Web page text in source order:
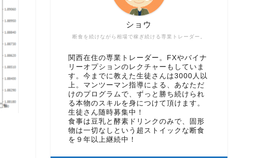
断食を続けながら相場で稼ぎ続ける専業トレーダー。
ショウ
関西在住の専業トレーダー。FXやバイナ
リーオプションのレクチャーもしていま
す。今までに教えた生徒さんは3000人以
上。マンツーマン指導による、あなただ
けのプログラムで、ずっと勝ち続けられ
る本物のスキルを身につけて頂けます。
生徒さん随時募集中！
食事は豆乳と酵素ドリンクのみで、固形
物は一切なしという超ストイックな断食
を９年以上継続中！